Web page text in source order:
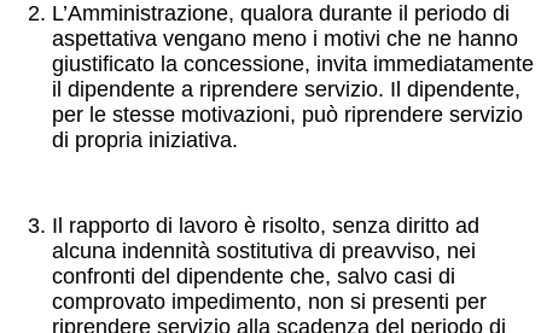
L’Amministrazione, qualora durante il periodo di
aspettativa vengano meno i motivi che ne hanno
giustificato la concessione, invita immediatamente
il dipendente a riprendere servizio. Il dipendente,
per le stesse motivazioni, può riprendere servizio
di propria iniziativa.
Il rapporto di lavoro è risolto, senza diritto ad
alcuna indennità sostitutiva di preavviso, nei
confronti del dipendente che, salvo casi di
comprovato impedimento, non si presenti per
riprendere servizio alla scadenza del periodo di